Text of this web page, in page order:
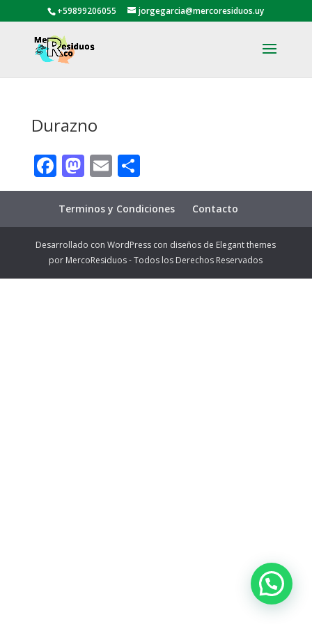
+59899206055 jorgegarcia@mercoresiduos.uy
Durazno
Facebook
Mastodon
EmailCompartir
Terminos y Condiciones Contacto
Desarrollado con WordPress con diseños de Elegant themes
por MercoResiduos - Todos los Derechos Reservados